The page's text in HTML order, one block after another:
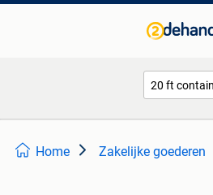
Home Zakelijke goederen